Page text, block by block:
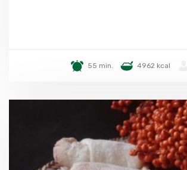
55 min. 4962 kcal